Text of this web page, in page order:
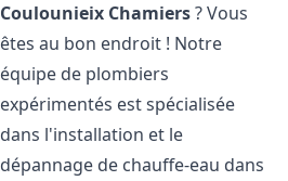
Coulounieix Chamiers? Vous
êtes au bon endroit ! Notre
équipe de plombiers
expérimentés est spécialisée
dans l'installation et le
dépannage de chauffe-eau dans